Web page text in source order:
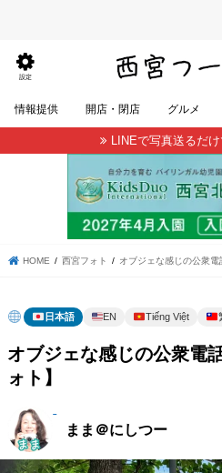
設定
情報提供 開店・閉店 グルメ
LINEで写真送るだ
HOME 西宮フォト オブジェな感じの公衆
日本語 EN Tiếng Việt
オブジェな感じの公衆電
ォト】
まま＠にしつー